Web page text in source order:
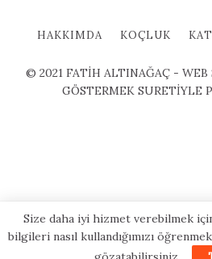
HAKKIMDA KOÇLUK
© 2021 FATİH ALTINAĞAÇ - WEB
GÖSTERMEK SURETİYLE
Size daha iyi hizmet verebilmek
bilgileri nasıl kullandığımızı